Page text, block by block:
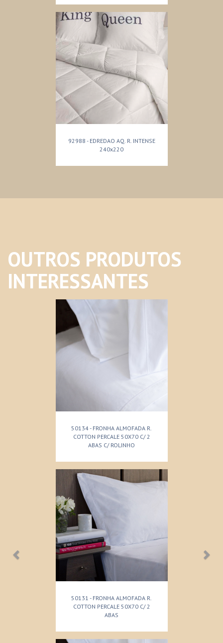
92988 - EDREDAO AQ. R. INTENSE
240x220
OUTROS PRODUTOS
INTERESSANTES
50134 - FRONHA ALMOFADA R.
COTTON PERCALE 50X70 C/ 2
ABAS C/ ROLINHO
50131 - FRONHA ALMOFADA R.
COTTON PERCALE 50X70 C/ 2
ABAS